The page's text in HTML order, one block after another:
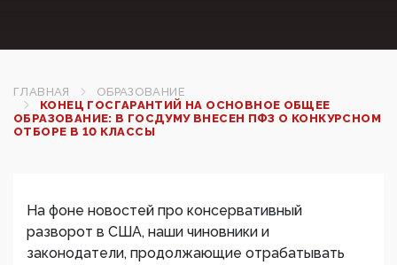
ГЛАВНАЯ
ОБРАЗОВАНИЕ
КОНЕЦ ГОСГАРАНТИЙ НА ОСНОВНОЕ ОБЩЕЕ
ОБРАЗОВАНИЕ: В ГОСДУМУ ВНЕСЕН ПФЗ О КОНКУРСНОМ
ОТБОРЕ В 10 КЛАССЫ
На фоне новостей про консервативный
разворот в США, наши чиновники и
законодатели, продолжающие отрабатывать